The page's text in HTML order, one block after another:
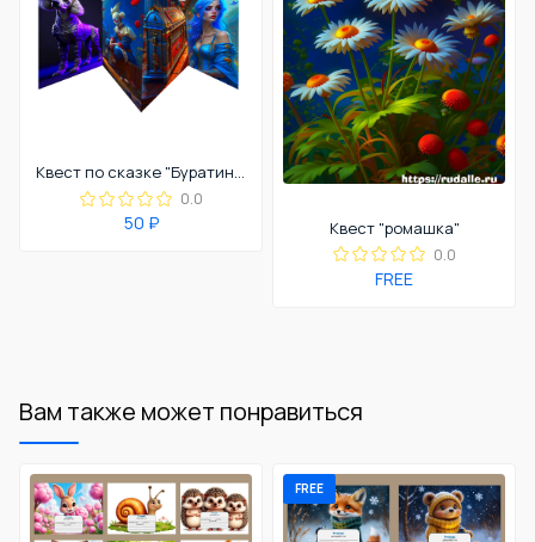
Квест по сказке "Буратино"
0.0
50 ₽
Квест "ромашка"
0.0
FREE
Вам также может понравиться
FREE